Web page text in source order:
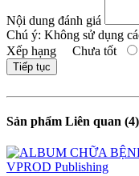
Nội dung đánh giá
Chú ý: Không sử dụng
Xếp hạng Chưa tốt
Tiếp tục
Sản phẩm Liên quan (4)